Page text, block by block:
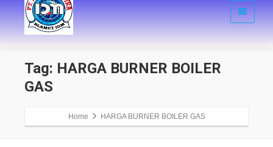
Tag: HARGA BURNER BOILER
GAS
Home HARGA BURNER BOILER GAS